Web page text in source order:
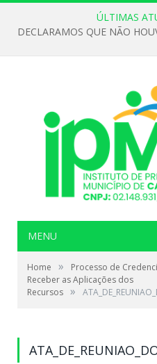
ÚLTIMAS
MENU
Home »
Processo de
Receber as Aplicações dos
Recursos »